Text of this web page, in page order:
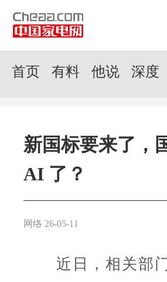
首页 有料 他说 深度
新国标要来了，
AI 了？
网络 26-05-11
近日，相关部门